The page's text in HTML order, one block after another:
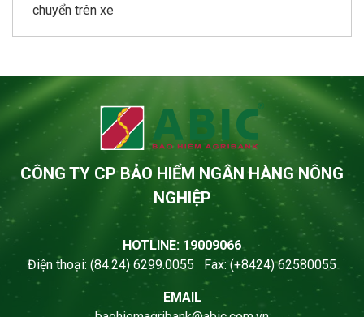
chuyển trên xe
CÔNG TY CP BẢO HIỂM NGÂN HÀNG NÔNG
NGHIỆP
HOTLINE: 19009066
Điện thoại: (84.24) 6299.0055 Fax: (+8424) 62580055
EMAIL